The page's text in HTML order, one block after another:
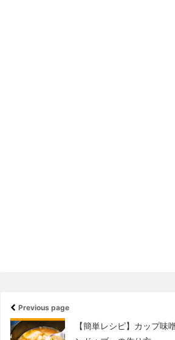
Previous page
【簡単レシピ】カップ味